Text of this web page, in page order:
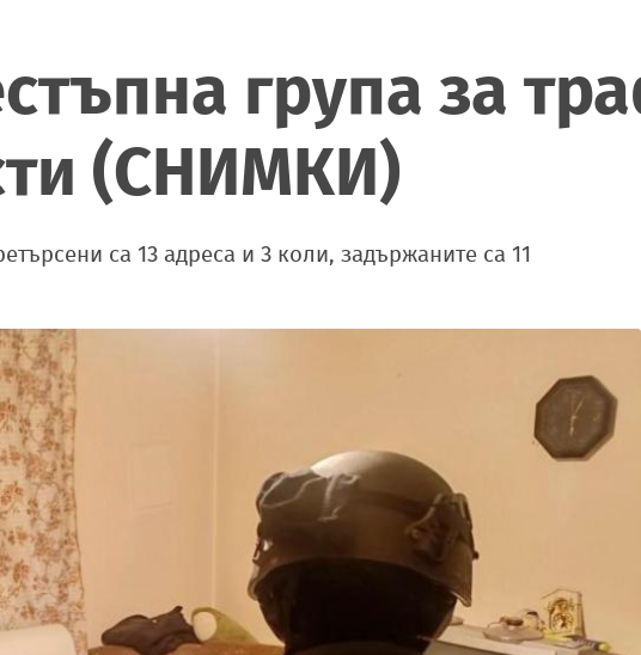
група за
(СНИМКИ)
са 13 адреса и 3 коли, задържаните са 11